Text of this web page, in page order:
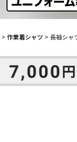
作業着シャツ 長袖シャ